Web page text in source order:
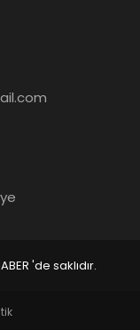
'de saklıdır.